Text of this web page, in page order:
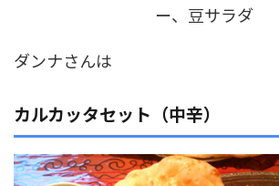
ー、豆サラダ
ダンナさんは
カルカッタセット（中辛）